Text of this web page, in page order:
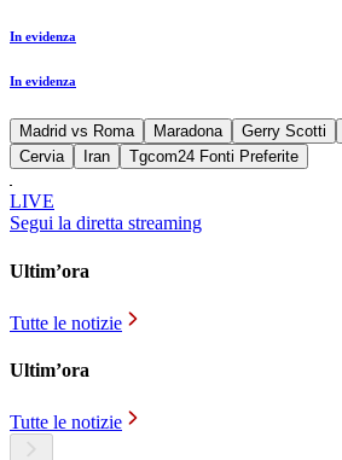
In evidenza
In evidenza
Madrid vs Roma Maradona Gerry Scotti
Cervia
Iran Tgcom24 Fonti Preferite
LIVE
Segui la diretta streaming
Ultim’ora
Tutte le notizie
Ultim’ora
Tutte le notizie